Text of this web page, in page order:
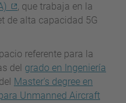
, que trabaja en la
de alta capacidad 5G
referente para la
del grado en Ingeniería
Master's degree en
Unmanned Aircraft